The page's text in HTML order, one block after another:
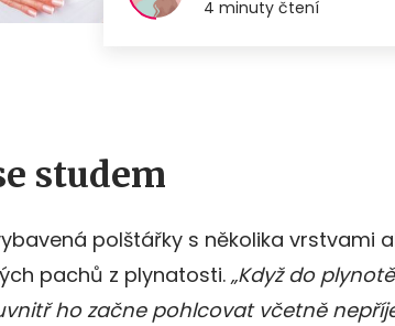
studem
polštářky s několika vrstvami
pachů z plynatosti. „Když do
ho začne pohlcovat včetně